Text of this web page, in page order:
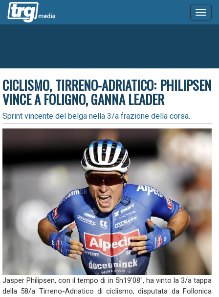
CICLISMO, TIRRENO-ADRIATICO: PHILIPSEN
VINCE A FOLIGNO, GANNA LEADER
Sprint vincente del belga nella 3/a frazione della corsa.
Jasper Philipsen, con il tempo di in 5h19'08", ha vinto la 3/a tappa
della 58/a Tirreno-Adriatico diciclismo, disputata da Follonica